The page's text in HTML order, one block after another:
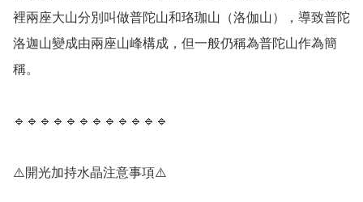
裡兩座大山分別叫做普陀山和珞珈山（洛伽山），導致普陀
洛迦山變成由兩座山峰構成，但一般仍稱為普陀山作為簡
稱。
🔹️🔹️🔹️🔹️🔹️🔹️🔹️🔹️🔹️🔹️🔹️🔹️
⚠️開光加持水晶注意事項⚠️